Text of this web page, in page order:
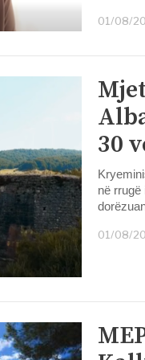
01/08/
30
në rrugë
01/08/